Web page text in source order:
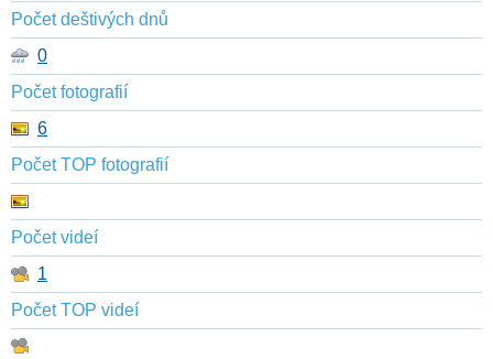
Počet deštivých dnů
0
Počet fotografií
6
Počet TOP fotografií
Počet videí
1
Počet TOP videí